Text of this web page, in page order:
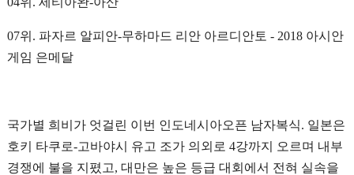
07위. 파자르 알피안-무하마드 리안 아르디안토 - 2018 아시안
게임 은메달
국가별 희비가 엇걸린 이번 인도네시아오픈 남자복식. 일본은
호키 타쿠로-고바야시 유고 조가 의외로 4강까지 오르며 내부
경쟁에 불을 지폈고, 대만은 높은 등급 대회에서 전혀 실속을